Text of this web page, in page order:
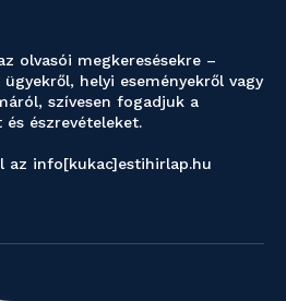
olvasói megkeresésekre –
helyi eseményekről vagy
szívesen fogadjuk a
észrevételeket.
az info[kukac]estihirlap.hu